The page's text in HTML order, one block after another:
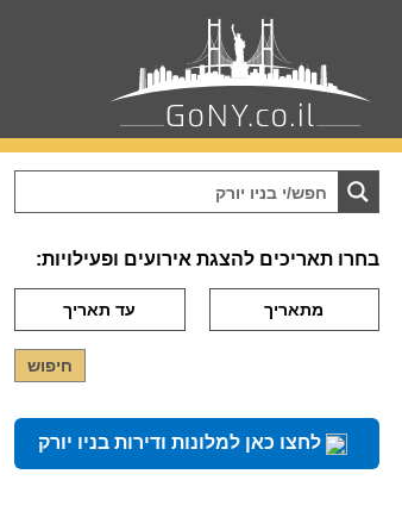
בחרו תאריכים להצגת אירועים ופעילויות:
לחצו כאן למלונות ודירות בניו יורק